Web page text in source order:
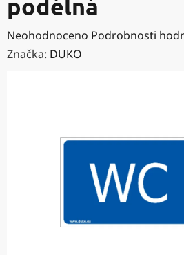
Průměrné
hodnocení
Neohodnoceno Podrobnosti
Značka: DUKO